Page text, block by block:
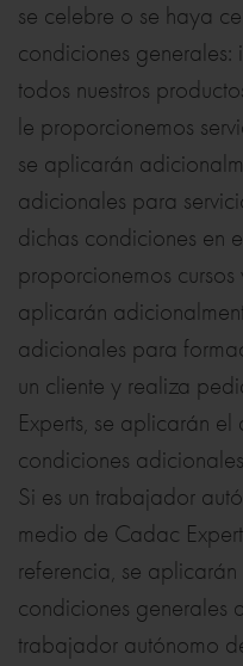
se celebre o se haya
condiciones generales:
todos nuestros
le proporcionemos
se aplicarán
adicionales para
dichas condiciones en
proporcionemos
aplicarán
adicionales para
un cliente y realiza
Experts, se aplicarán
condiciones
Si es un trabajador
medio de Cadac
referencia, se
condiciones generales
trabajador autónomo